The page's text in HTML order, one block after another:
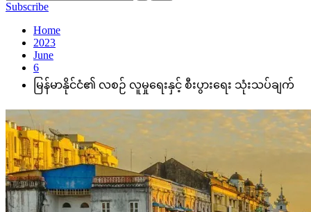
Subscribe
Home
2023
June
6
မြန်မာနိုင်ငံ၏ လစဉ် လူမှုရေးနှင့် စီးပွားရေး သုံးသပ်ချက်